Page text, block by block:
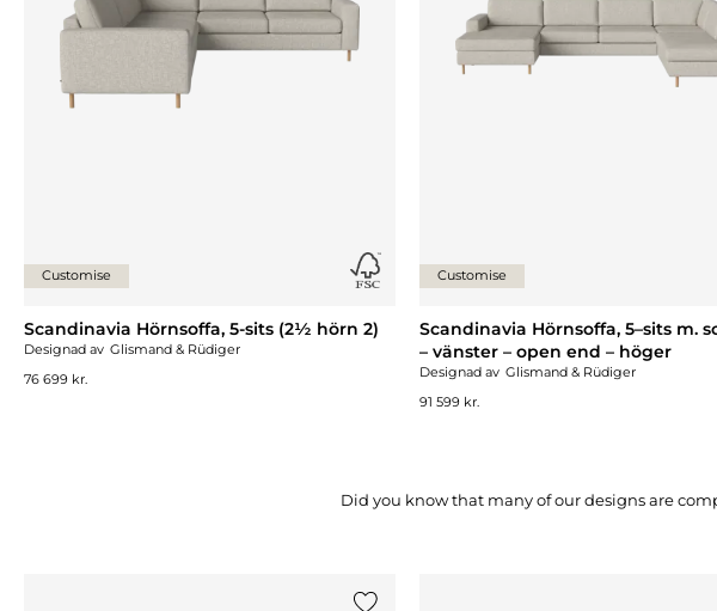
Customise
Scandinavia Hörnsoffa, 5-sits (2½ hörn 2)
Designad av Glismand & Rüdiger
76 699 kr.
Customise
Scandinavia Hörnsoffa, 5–sits m.
– vänster – open end – höger
Designad av Glismand & Rüdiger
91 599 kr.
Did you know that many of our designs are